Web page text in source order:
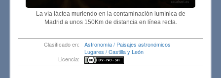
La vía láctea muriendo en la contaminación lumínica de
Madrid a unos 150Km de distancia en línea recta.
Clasificado en:
Astronomía / Paisajes astronómicos
Lugares / Castilla y León
Licencia: